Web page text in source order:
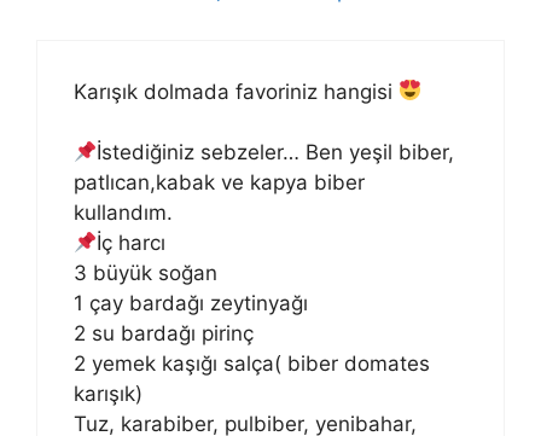
Karışık dolmada favoriniz hangisi
İstediğiniz sebzeler… Ben yeşil biber,
patlıcan,kabak ve kapya biber
kullandım.
İç harcı
3 büyük soğan
1 çay bardağı zeytinyağı
2 su bardağı pirinç
2 yemek kaşığı salça( biber domates
karışık)
Tuz, karabiber, pulbiber, yenibahar,